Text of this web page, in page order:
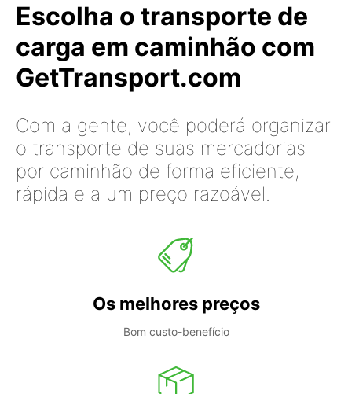
Escolha o transporte de
carga em caminhão com
GetTransport.com
Com a gente, você poderá organizar
o transporte de suas mercadorias
por caminhão de forma eficiente,
rápida e a um preço razoável.
Os melhores preços
Bom custo-benefício